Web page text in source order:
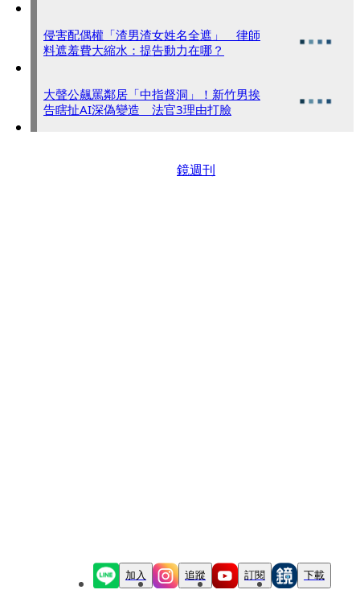
侵害配偶權「渣男渣女姓名全遮」 律師
料遮羞費大縮水：提告動力在哪？
大聲公飆罵鄰居「中指督洞」！新竹男挨
告瞎扯AI深偽變造 法官3理由打臉
鏡週刊
加入 追蹤 訂閱 下載